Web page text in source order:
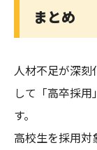
まとめ
人材不足が深
して「高卒採
す。
高校生を採用対